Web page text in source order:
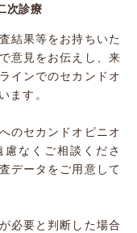
次診療
結果等をお持ちいた
意見をお伝えし、来
インでのセカンドオ
ます。
のセカンドオピニオ
なくご相談くださ
データをご用意して
必要と判断した場合